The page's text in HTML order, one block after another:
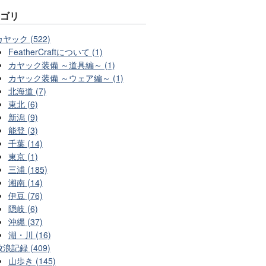
リ
ヤック (522)
FeatherCraftについて (1)
カヤック装備 ～道具編～ (1)
カヤック装備 ～ウェア編～ (1)
北海道 (7)
東北 (6)
新潟 (9)
能登 (3)
千葉 (14)
東京 (1)
三浦 (185)
湘南 (14)
伊豆 (76)
隠岐 (6)
沖縄 (37)
湖・川 (16)
浪記録 (409)
山歩き (145)